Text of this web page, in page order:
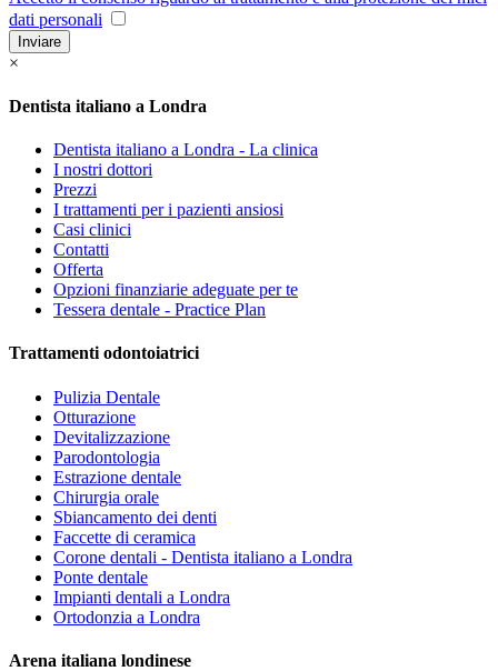
dati personali
Inviare
×
Dentista italiano a Londra
Dentista italiano a Londra - La clinica
I nostri dottori
Prezzi
I trattamenti per i pazienti ansiosi
Casi clinici
Contatti
Offerta
Opzioni finanziarie adeguate per te
Tessera dentale - Practice Plan
Trattamenti odontoiatrici
Pulizia Dentale
Otturazione
Devitalizzazione
Parodontologia
Estrazione dentale
Chirurgia orale
Sbiancamento dei denti
Faccette di ceramica
Corone dentali - Dentista italiano a Londra
Ponte dentale
Impianti dentali a Londra
Ortodonzia a Londra
Arena italiana londinese